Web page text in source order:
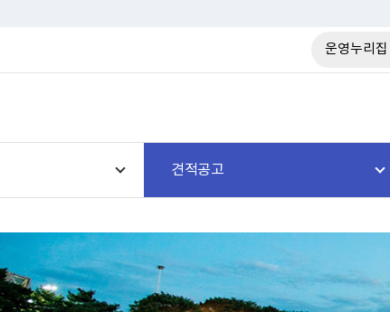
운영누리집
견적공고